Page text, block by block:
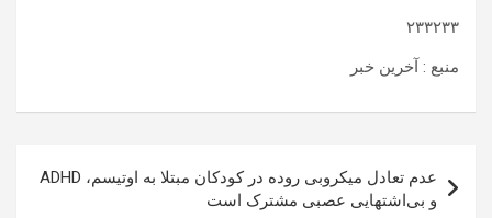
۲۳۳۲۳۳
منبع : آخرین خبر
نوشته
عدم تعادل میکروبی روده در کودکان مبتلا به اوتیسم، ADHD
و بی‌اشتهایی عصبی مشترک است